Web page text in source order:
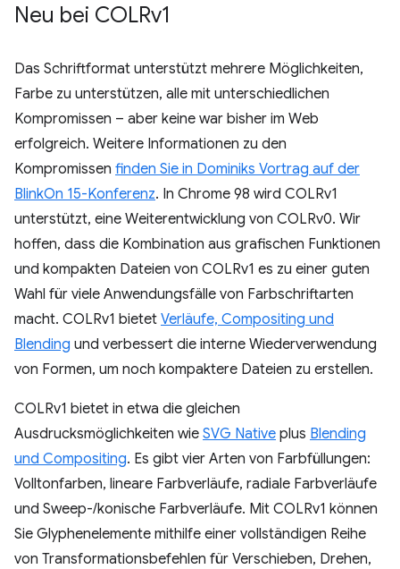
Neu bei COLRv1
Das Schriftformat unterstützt mehrere Möglichkeiten,
Farbe zu unterstützen, alle mit unterschiedlichen
Kompromissen – aber keine war bisher im Web
erfolgreich. Weitere Informationen zu den
Kompromissen finden Sie in Dominiks Vortrag auf der
BlinkOn 15-Konferenz. In Chrome 98 wird COLRv1
unterstützt, eine Weiterentwicklung von COLRv0. Wir
hoffen, dass die Kombination aus grafischen Funktionen
und kompakten Dateien von COLRv1 es zu einer guten
Wahl für viele Anwendungsfälle von Farbschriftarten
macht. COLRv1 bietet Verläufe, Compositing und
Blending und verbessert die interne Wiederverwendung
von Formen, um noch kompaktere Dateien zu erstellen.
COLRv1 bietet in etwa die gleichen
Ausdrucksmöglichkeiten wie SVG Native plus Blending
und Compositing. Es gibt vier Arten von Farbfüllungen:
Volltonfarben, lineare Farbverläufe, radiale Farbverläufe
und Sweep-/konische Farbverläufe. Mit COLRv1 können
Sie Glyphenelemente mithilfe einer vollständigen Reihe
von Transformationsbefehlen für Verschieben, Drehen,